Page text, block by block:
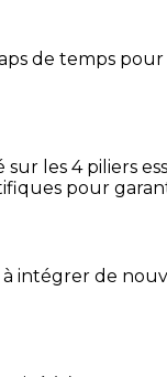
de temps
les 4 piliers
pour
intégrer de